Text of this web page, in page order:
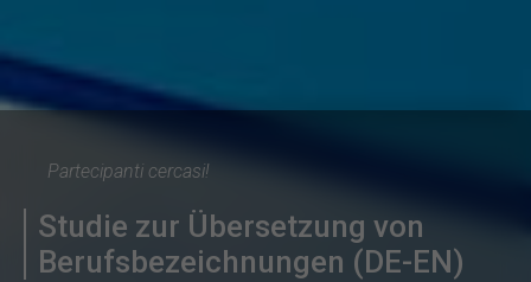
Partecipanti cercasi!
Studie zur Übersetzung von
Berufsbezeichnungen (DE-EN)